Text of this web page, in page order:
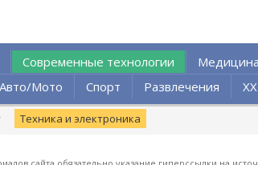
Современные технологии
Авто/Мото Спорт Развлечения
Техника и электроника
сайта обязательно указание гиперссылки на